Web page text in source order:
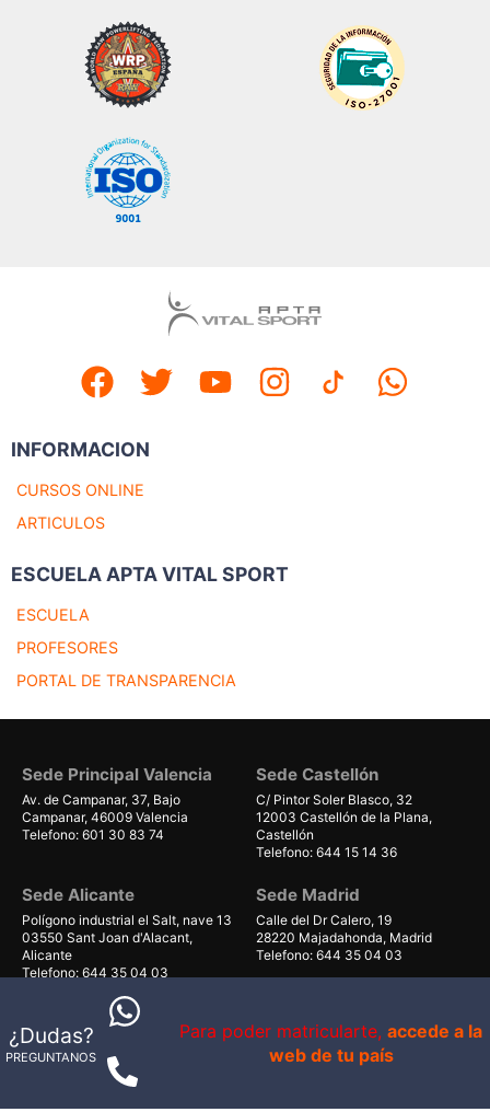
¿Dudas?
PREGUNTANOS
Para poder matricularte,accede a la
web de tu país
INFORMACION
CURSOS ONLINE
ARTICULOS
ESCUELA APTA VITAL SPORT
ESCUELA
PROFESORES
PORTAL DE TRANSPARENCIA
Sede Principal Valencia
Av. de Campanar, 37, Bajo
Campanar, 46009 Valencia
Telefono: 601 30 83 74
Sede Castellón
C/ Pintor Soler Blasco, 32
12003 Castellón de la Plana,
Castellón
Telefono: 644 15 14 36
Sede Alicante
Polígono industrial el Salt, nave 13
03550 Sant Joan d'Alacant,
Alicante
Telefono: 644 35 04 03
Sede Madrid
Calle del Dr Calero, 19
28220 Majadahonda, Madrid
Telefono: 644 35 04 03
Sede Gran Canaria
Avenida de Gáldar 56, planta 1
local 40
35100, Maspalomas, Las Palmas
Carrer Can Valero 31, Nave 8,
Ponent